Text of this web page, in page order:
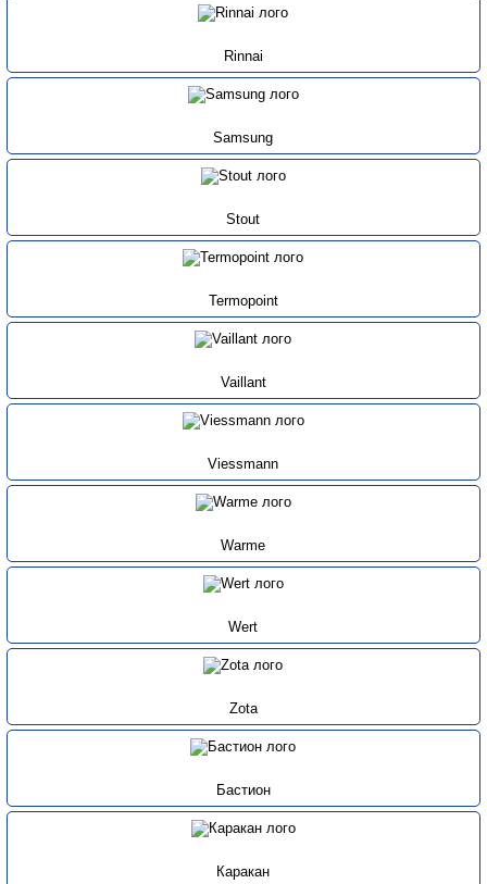
Rinnai
Samsung
Stout
Termopoint
Vaillant
Viessmann
Warme
Wert
Zota
Бастион
Каракан